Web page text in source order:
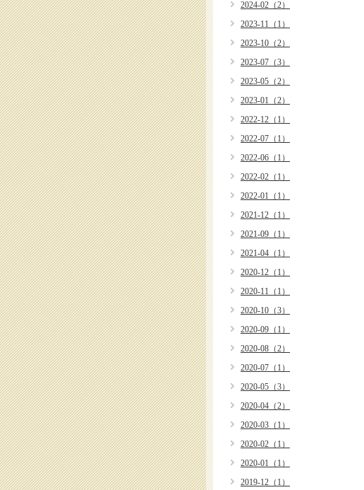
2024-02（2）
2023-11（1）
2023-10（2）
2023-07（3）
2023-05（2）
2023-01（2）
2022-12（1）
2022-07（1）
2022-06（1）
2022-02（1）
2022-01（1）
2021-12（1）
2021-09（1）
2021-04（1）
2020-12（1）
2020-11（1）
2020-10（3）
2020-09（1）
2020-08（2）
2020-07（1）
2020-05（3）
2020-04（2）
2020-03（1）
2020-02（1）
2020-01（1）
2019-12（1）